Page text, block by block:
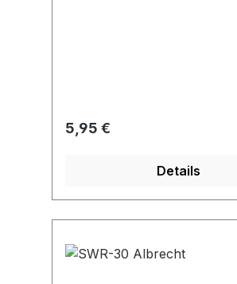
Regulärer Preis:
5,95 €
Details